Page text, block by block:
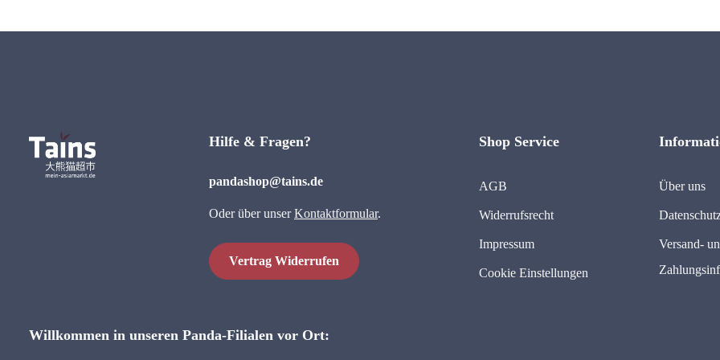
Willkommen in unseren Panda-Filialen vor Ort:
Hilfe & Fragen?
pandashop@tains.de
Oder über unserKontaktformular.
Vertrag Widerrufen
Shop Service
AGB
Widerrufsrecht
Impressum
Cookie Einstellungen
Über uns
Versand-